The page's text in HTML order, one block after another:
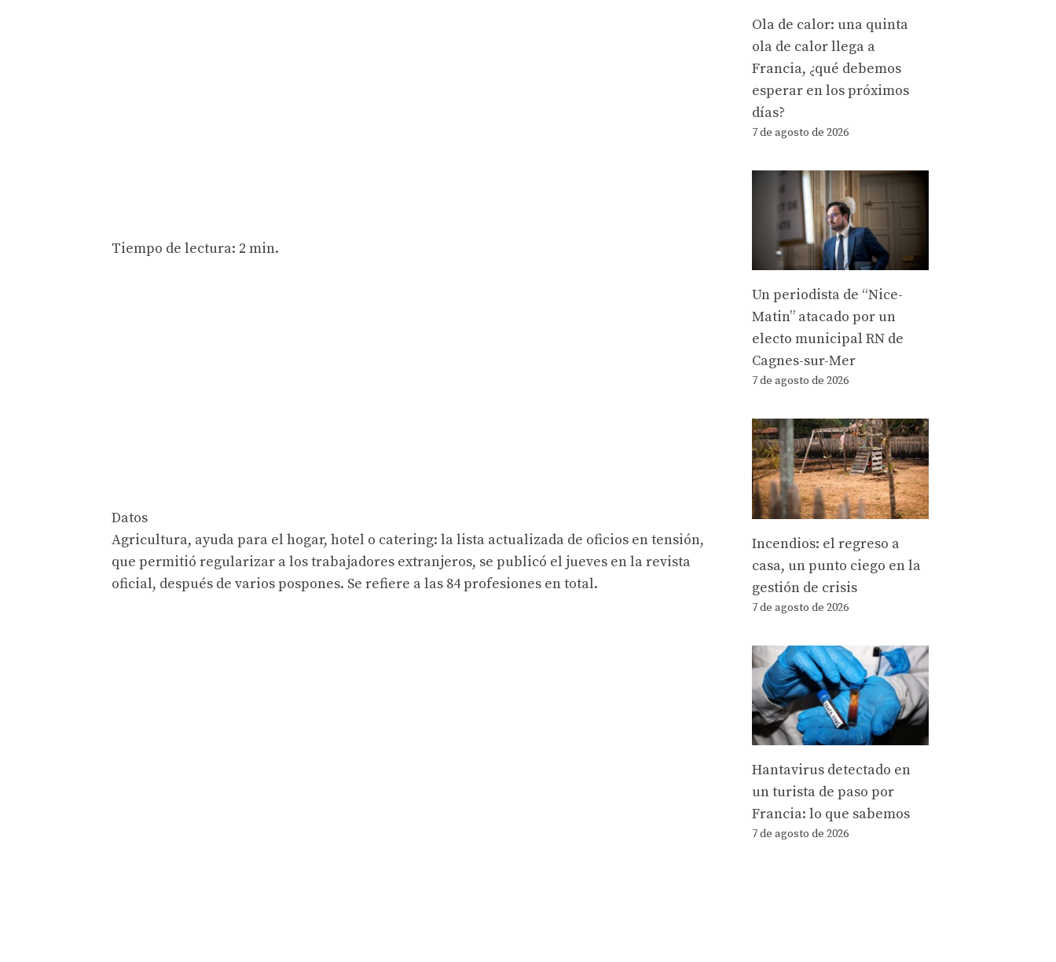
Tiempo de lectura: 2 min.
Datos
Agricultura, ayuda para el hogar, hotel o catering: la lista actualizada de oficios en tensión,
que permitió regularizar a los trabajadores extranjeros, se publicó el jueves en la revista
oficial, después de varios pospones. Se refiere a las 84 profesiones en total.
Ola de calor: una quinta
ola de calor llega a
Francia, ¿qué debemos
esperar en los próximos
días?
7 de agosto de 2026
Un periodista de “Nice-
Matin” atacado por un
electo municipal RN de
Cagnes-sur-Mer
7 de agosto de 2026
Incendios: el regreso a
casa, un punto ciego en la
gestión de crisis
7 de agosto de 2026
Hantavirus detectado en
un turista de paso por
Francia: lo que sabemos
7 de agosto de 2026